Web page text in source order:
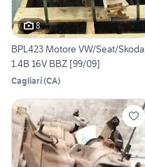
8
BPL423 Motore VW/Seat/Skoda
1.4B 16V BBZ [99/09]
Cagliari(CA)